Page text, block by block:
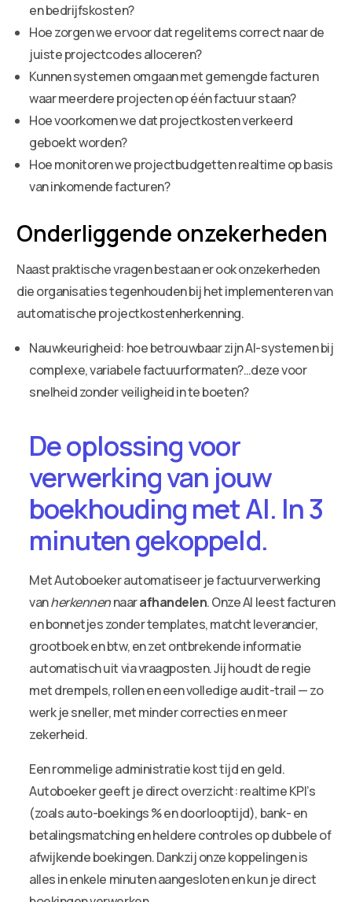
en bedrijfskosten?
Hoe zorgen we ervoor dat regelitems correct naar de
juiste projectcodes alloceren?
Kunnen systemen omgaan met gemengde facturen
waar meerdere projecten op één factuur staan?
Hoe voorkomen we dat projectkosten verkeerd
geboekt worden?
Hoe monitoren we projectbudgetten realtime op basis
van inkomende facturen?
Onderliggende onzekerheden
Naast praktische vragen bestaan er ook onzekerheden
die organisaties tegenhouden bij het implementeren van
automatische projectkostenherkenning.
Nauwkeurigheid: hoe betrouwbaar zijn AI-systemen bij
complexe, variabele factuurformaten?…deze voor
snelheid zonder veiligheid in te boeten?
De oplossing voor
verwerking van jouw
boekhouding met AI. In 3
minuten gekoppeld.
Met Autoboeker automatiseer je factuurverwerking
vanherkennennaarafhandelen. Onze AI leest facturen
en bonnetjes zonder templates, matcht leverancier,
grootboek en btw, en zet ontbrekende informatie
automatisch uit via vraagposten. Jij houdt de regie
met drempels, rollen en een volledige audit-trail — zo
werk je sneller, met minder correcties en meer
zekerheid.
Een rommelige administratie kost tijd en geld.
Autoboeker geeft je direct overzicht: realtime KPI’s
(zoals auto-boekings % en doorlooptijd), bank- en
betalingsmatching en heldere controles op dubbele of
afwijkende boekingen. Dankzij onze koppelingen is
alles in enkele minuten aangesloten en kun je direct